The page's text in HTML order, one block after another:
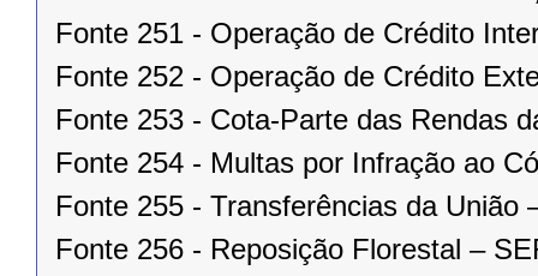
Fonte 251 - Operação de Crédito
Fonte 252 - Operação de Crédito
Fonte 253 - Cota-Parte das Rendas
Fonte 254 - Multas por Infração ao
Fonte 255 - Transferências da União
Fonte 256 - Reposição Florestal –